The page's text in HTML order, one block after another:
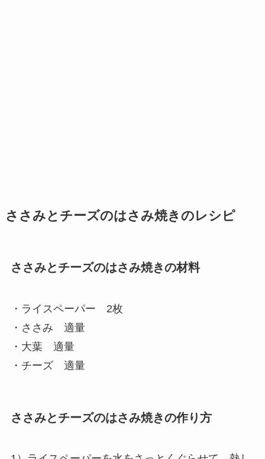
ささみとチーズのはさみ焼きのレシピ
ささみとチーズのはさみ焼きの材料
・ライスペーパー 2枚
・ささみ 適量
・大葉 適量
・チーズ 適量
ささみとチーズのはさみ焼きの作り方